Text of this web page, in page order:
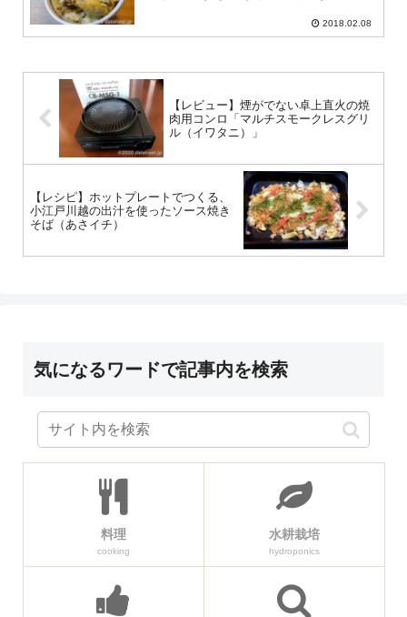
2018.02.08
【レビュー】煙がでない卓上直火の焼
肉用コンロ「マルチスモークレスグリ
ル（イワタニ）」
【レシピ】ホットプレートでつくる、
小江戸川越の出汁を使ったソース焼き
そば（あさイチ）
気になるワードで記事内を検索
料理
cooking
水耕栽培
hydroponics